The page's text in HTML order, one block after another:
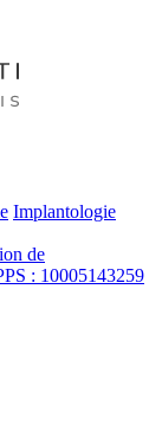
Implantologie
de
: 10005143259